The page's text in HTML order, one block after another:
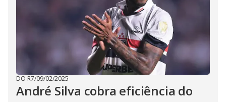
DO R7/09/02/2025
André Silva cobra eficiência do